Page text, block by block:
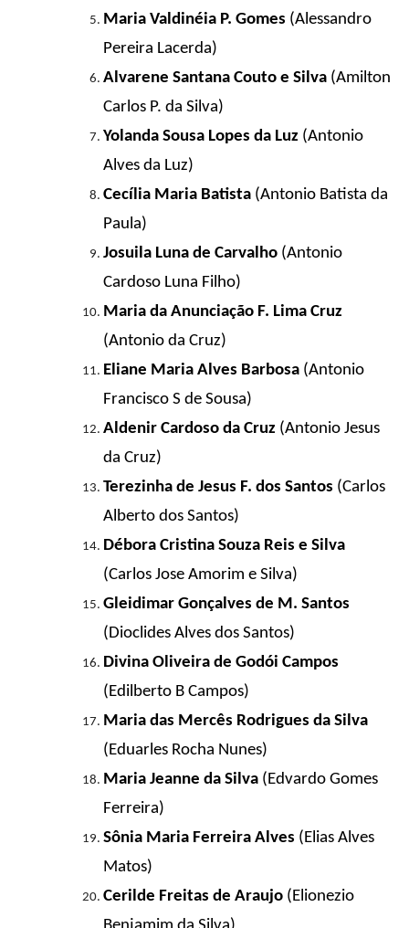
Maria Valdinéia P. Gomes (Alessandro
Pereira Lacerda)
Alvarene Santana Couto e Silva (Amilton
Carlos P. da Silva)
Yolanda Sousa Lopes da Luz (Antonio
Alves da Luz)
Cecília Maria Batista (Antonio Batista da
Paula)
Josuila Luna de Carvalho (Antonio
Cardoso Luna Filho)
Maria da Anunciação F. Lima Cruz
(Antonio da Cruz)
Eliane Maria Alves Barbosa (Antonio
Francisco S de Sousa)
Aldenir Cardoso da Cruz (Antonio Jesus
da Cruz)
Terezinha de Jesus F. dos Santos (Carlos
Alberto dos Santos)
Débora Cristina Souza Reis e Silva
(Carlos Jose Amorim e Silva)
Gleidimar Gonçalves de M. Santos
(Dioclides Alves dos Santos)
Divina Oliveira de Godói Campos
(Edilberto B Campos)
Maria das Mercês Rodrigues da Silva
(Eduarles Rocha Nunes)
Maria Jeanne da Silva (Edvardo Gomes
Ferreira)
Sônia Maria Ferreira Alves (Elias Alves
Matos)
Cerilde Freitas de Araujo (Elionezio